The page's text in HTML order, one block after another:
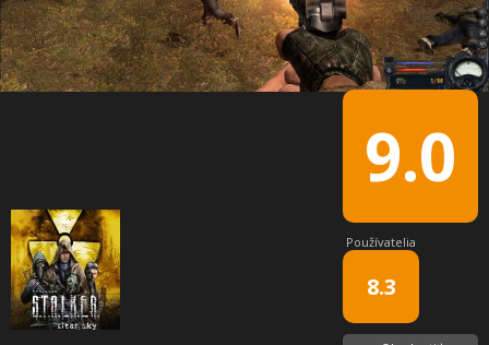
9.0
Používatelia
8.3